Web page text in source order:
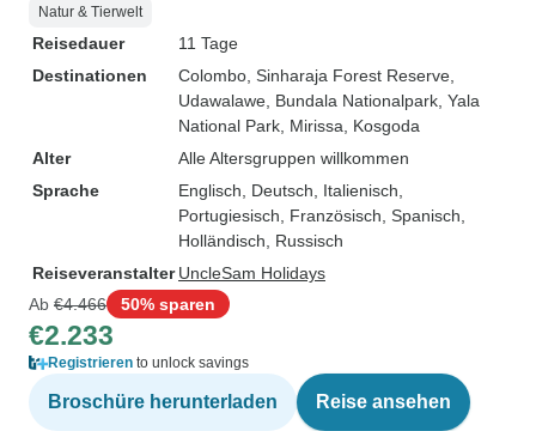
Natur & Tierwelt
Reisedauer
11 Tage
Destinationen
Colombo , Sinharaja Forest Reserve
Udawalawe , Bundala Nationalpark , Yala
National Park , Mirissa , Kosgoda
Alter
Alle Altersgruppen willkommen
Sprache
Englisch, Deutsch, Italienisch,
Portugiesisch, Französisch, Spanisch,
Holländisch, Russisch
Reiseveranstalter UncleSam Holidays
Ab €4.466 50% sparen
€2.233
Registrieren to unlock savings
Broschüre herunterladen Reise ansehen